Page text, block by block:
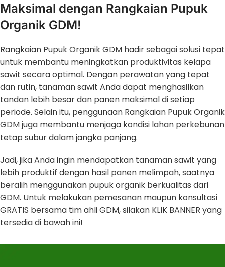
Maksimal dengan Rangkaian Pupuk
Organik GDM!
Rangkaian Pupuk Organik GDM hadir sebagai solusi tepat
untuk membantu meningkatkan produktivitas kelapa
sawit secara optimal. Dengan perawatan yang tepat
dan rutin, tanaman sawit Anda dapat menghasilkan
tandan lebih besar dan panen maksimal di setiap
periode. Selain itu, penggunaan Rangkaian Pupuk Organik
GDM juga membantu menjaga kondisi lahan perkebunan
tetap subur dalam jangka panjang.
Jadi, jika Anda ingin mendapatkan tanaman sawit yang
lebih produktif dengan hasil panen melimpah, saatnya
beralih menggunakan pupuk organik berkualitas dari
GDM. Untuk melakukan pemesanan maupun konsultasi
GRATIS bersama tim ahli GDM, silakan KLIK BANNER yang
tersedia di bawah ini!